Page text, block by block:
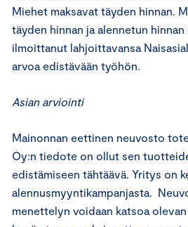
Miehet maksavat täyden hinnan.
täyden hinnan ja alennetun
ilmoittanut lahjoittavansa
arvoa edistävään työhön.
Asian arviointi
Mainonnan eettinen neuvosto
Oy:n tiedote on ollut sen
edistämiseen tähtäävä. Yritys on
alennusmyyntikampanjasta.
menettelyn voidaan katsoa